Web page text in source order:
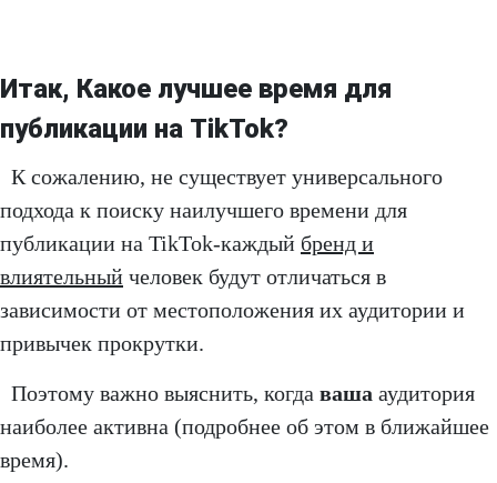
Итак, Какое лучшее время для
публикации на TikTok?
К сожалению, не существует универсального
подхода к поиску наилучшего времени для
публикации на TikTok-каждый бренд и
влиятельный человек будут отличаться в
зависимости от местоположения их аудитории и
привычек прокрутки.
Поэтому важно выяснить, когда ваша аудитория
наиболее активна (подробнее об этом в ближайшее
время).